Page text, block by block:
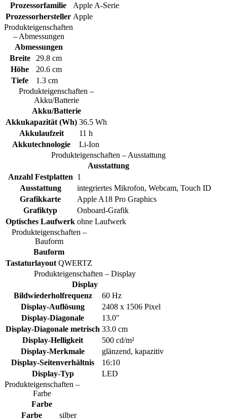
Prozessorfamilie
Apple A‑Serie
Prozessorhersteller Apple
Produkteigenschaften
– Abmessungen
Abmessungen
Breite
29.8 cm
Höhe
20.6 cm
Tiefe
1.3 cm
Produkteigenschaften –
Akku/Batterie
Akku/Batterie
Akkukapazität (Wh) 36.5 Wh
Akkulaufzeit
11 h
Akkutechnologie
Li-Ion
Produkteigenschaften – Ausstattung
Ausstattung
Anzahl Festplatten 1
Ausstattung
integriertes Mikrofon, Webcam, Touch ID
Grafikkarte
Apple A18 Pro Graphics
Grafiktyp
Onboard-Grafik
Optisches Laufwerk ohne Laufwerk
Produkteigenschaften –
Bauform
Bauform
Tastaturlayout QWERTZ
Produkteigenschaften – Display
Display
Bildwiederholfrequenz
60 Hz
Display-Auflösung
2408 x 1506 Pixel
Display-Diagonale
13.0"
Display-Diagonale metrisch 33.0 cm
Display-Helligkeit
500 cd/m²
Display-Merkmale
glänzend, kapazitiv
Display-Seitenverhältnis
16:10
Display-Typ
LED
Produkteigenschaften –
Farbe
Farbe
Farbe
silber